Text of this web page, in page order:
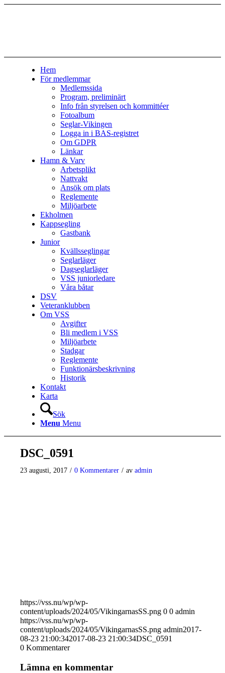
Hem
För medlemmar
Medlemssida
Program, preliminärt
Info från styrelsen och kommittéer
Fotoalbum
Seglar-Vikingen
Logga in i BAS-registret
Om GDPR
Länkar
Hamn & Varv
Arbetsplikt
Nattvakt
Ansök om plats
Reglemente
Miljöarbete
Ekholmen
Kappsegling
Gastbank
Junior
Kvällsseglingar
Seglarläger
Dagseglarläger
VSS juniorledare
Våra båtar
DSV
Veteranklubben
Om VSS
Avgifter
Bli medlem i VSS
Miljöarbete
Stadgar
Reglemente
Funktionärsbeskrivning
Historik
Kontakt
Karta
Sök
Menu Menu
DSC_0591
23 augusti, 2017 / 0 Kommentarer / avadmin
https://vss.nu/wp/wp-
content/uploads/2024/05/VikingarnasSS.png 0 0 admin
https://vss.nu/wp/wp-
content/uploads/2024/05/VikingarnasSS.png admin2017-
08-23 21:00:342017-08-23 21:00:34DSC_0591
0 Kommentarer
Lämna en kommentar